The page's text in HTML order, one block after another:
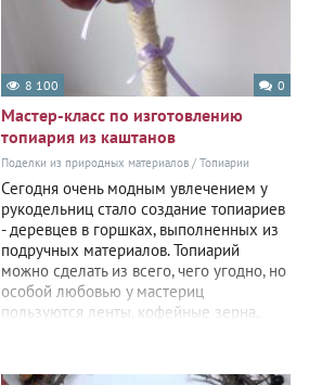
8 100 0
Мастер-класс по изготовлению
топиария из каштанов
Поделки из природных материалов / Топиарии
Сегодня очень модным увлечением у
рукодельниц стало создание топиариев
- деревцев в горшках, выполненных из
подручных материалов. Топиарий
можно сделать из всего, чего угодно, но
особой любовью у мастериц
пользуются ленты, кофейные зерна,